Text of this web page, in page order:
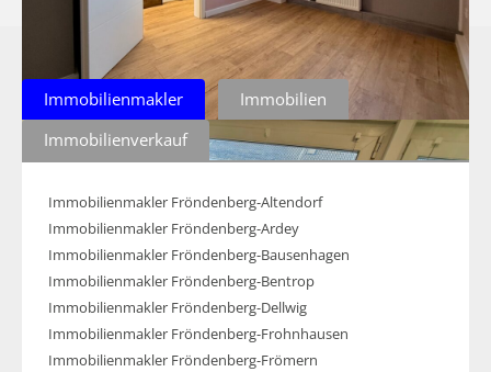
Immobilienmakler
Immobilien
Immobilienverkauf
Immobilienmakler Fröndenberg-Altendorf
Immobilienmakler Fröndenberg-Ardey
Immobilienmakler Fröndenberg-Bausenhagen
Immobilienmakler Fröndenberg-Bentrop
Immobilienmakler Fröndenberg-Dellwig
Immobilienmakler Fröndenberg-Frohnhausen
Immobilienmakler Fröndenberg-Frömern